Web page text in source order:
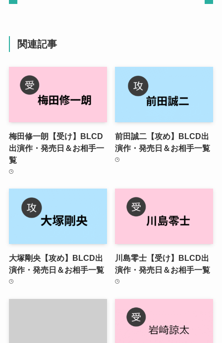
関連記事
梅田修一朗【受け】BLCD
出演作・発売日＆お相手一
覧
前田誠二【攻め】BLCD出
演作・発売日＆お相手一覧
大塚剛央【攻め】BLCD出
演作・発売日＆お相手一覧
川島零士【受け】BLCD出
演作・発売日＆お相手一覧